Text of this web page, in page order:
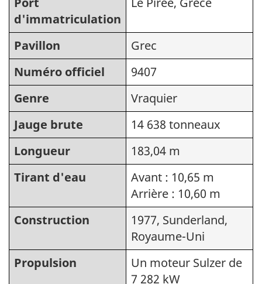
d'immatriculation
Pavillon
Grec
Numéro officiel
9407
Genre
Vraquier
Jauge brute
14 638 tonneaux
Longueur
183,04 m
Tirant d'eau
Avant : 10,65 m
Arrière : 10,60 m
Construction
1977, Sunderland,
Royaume-Uni
Propulsion
Un moteur Sulzer de
7 282 kW